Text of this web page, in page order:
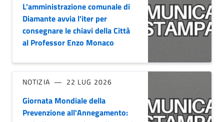
L'amministrazione comunale di
Diamante avvia l'iter per
consegnare le chiavi della Città
al Professor Enzo Monaco
NOTIZIA 22 LUG 2026
Giornata Mondiale della
Prevenzione all'Annegamento: